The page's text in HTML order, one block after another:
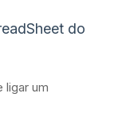
do
ligar um